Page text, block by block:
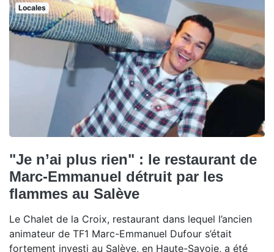
Locales
"Je n’ai plus rien" : le restaurant de
Marc-Emmanuel détruit par les
flammes au Salève
Le Chalet de la Croix, restaurant dans lequel l’ancien
animateur de TF1 Marc-Emmanuel Dufour s’était
fortement investi au Salève, en Haute-Savoie, a été